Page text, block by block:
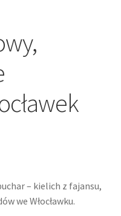
– kielich z fajansu,
we Włocławku.